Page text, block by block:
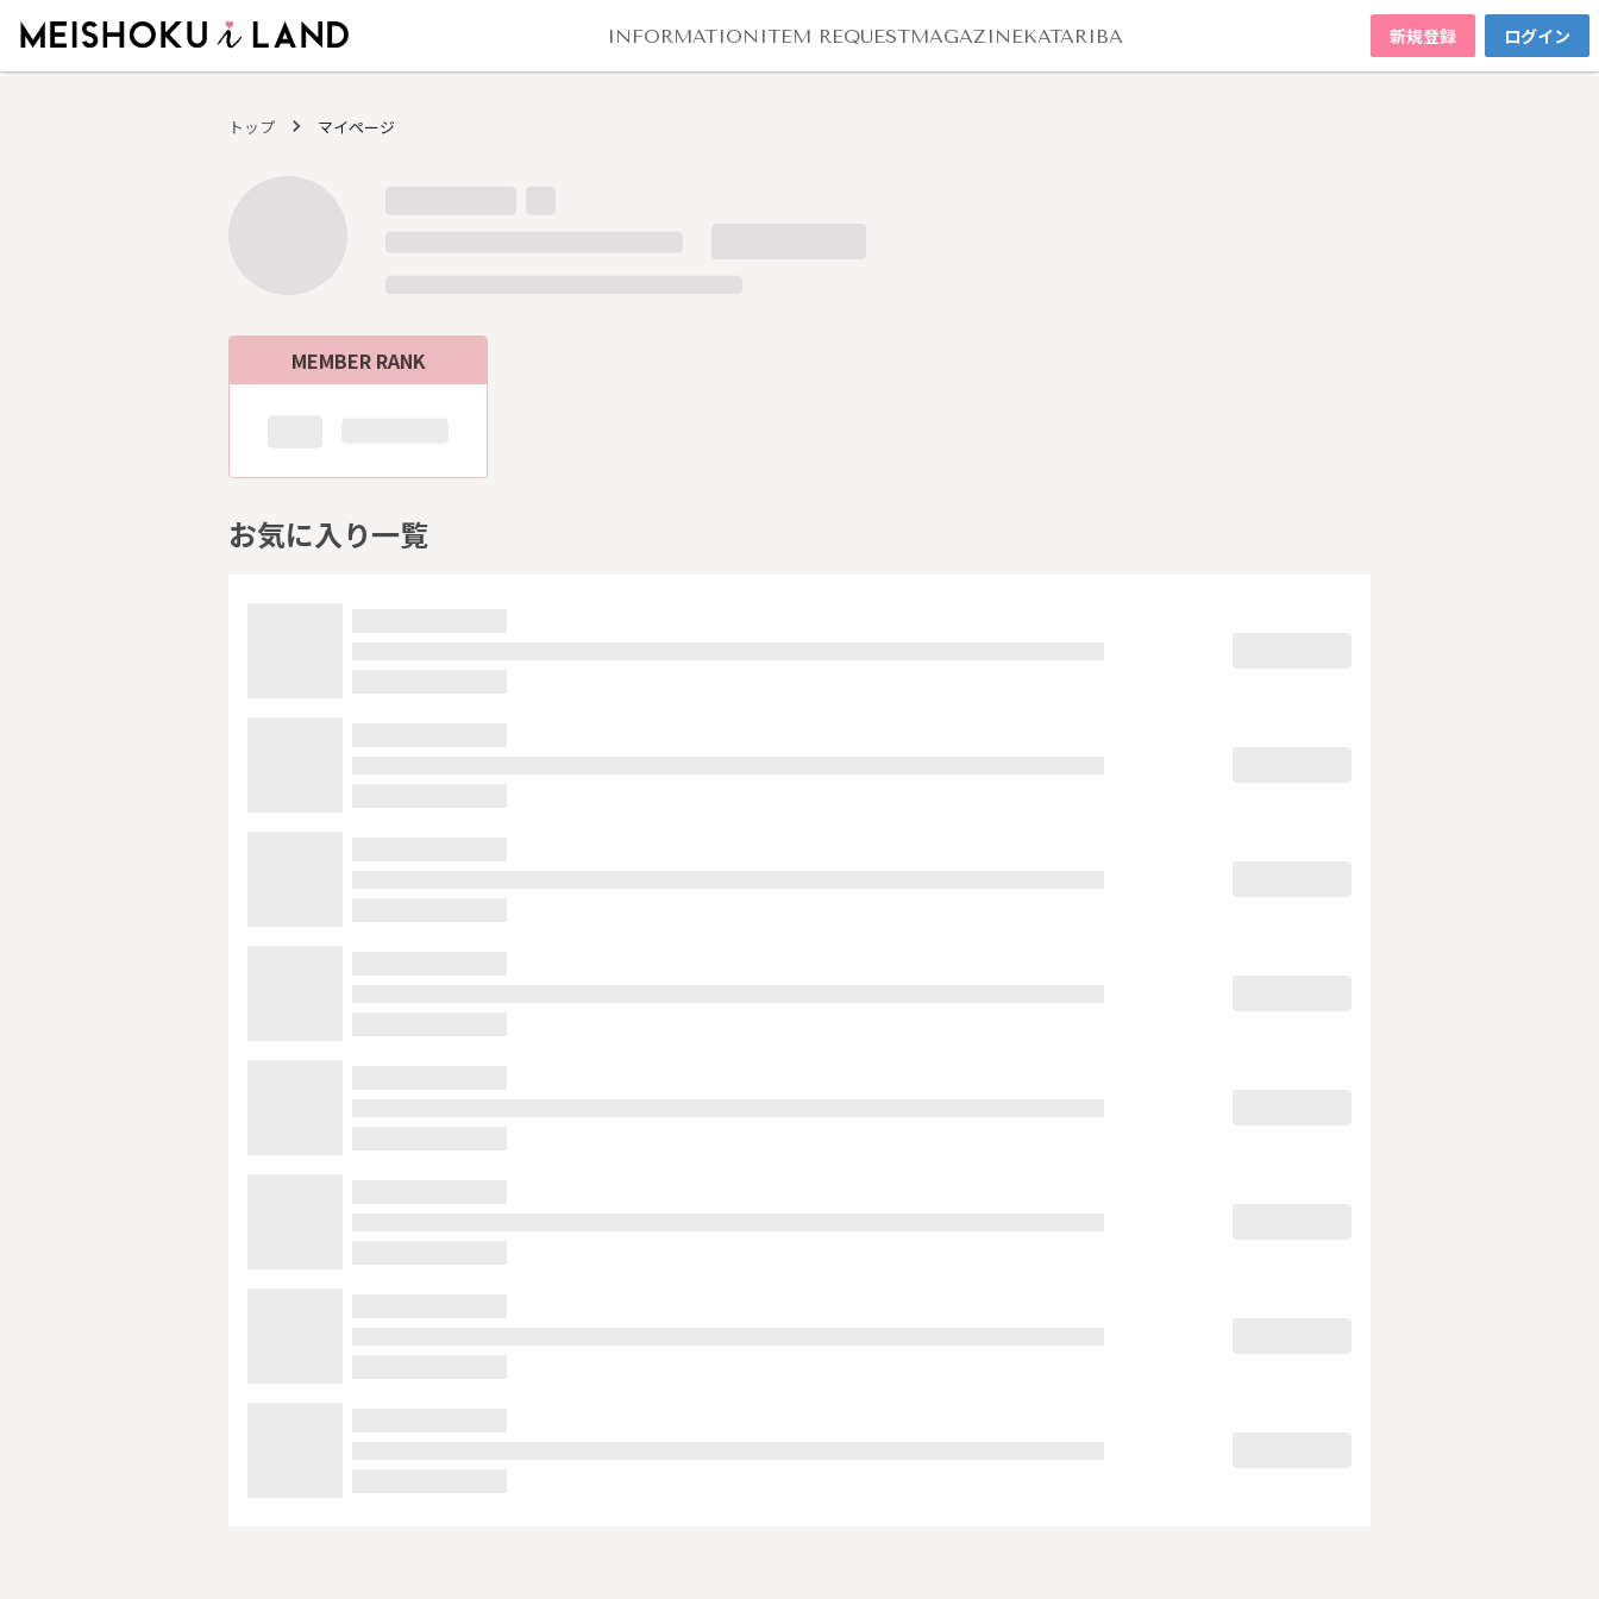
INFORMATION ITEM REQUESTMAGAZINEKATARIBA 新規登録 ログイン
トップ マイページ
MEMBER RANK
お気に入り一覧